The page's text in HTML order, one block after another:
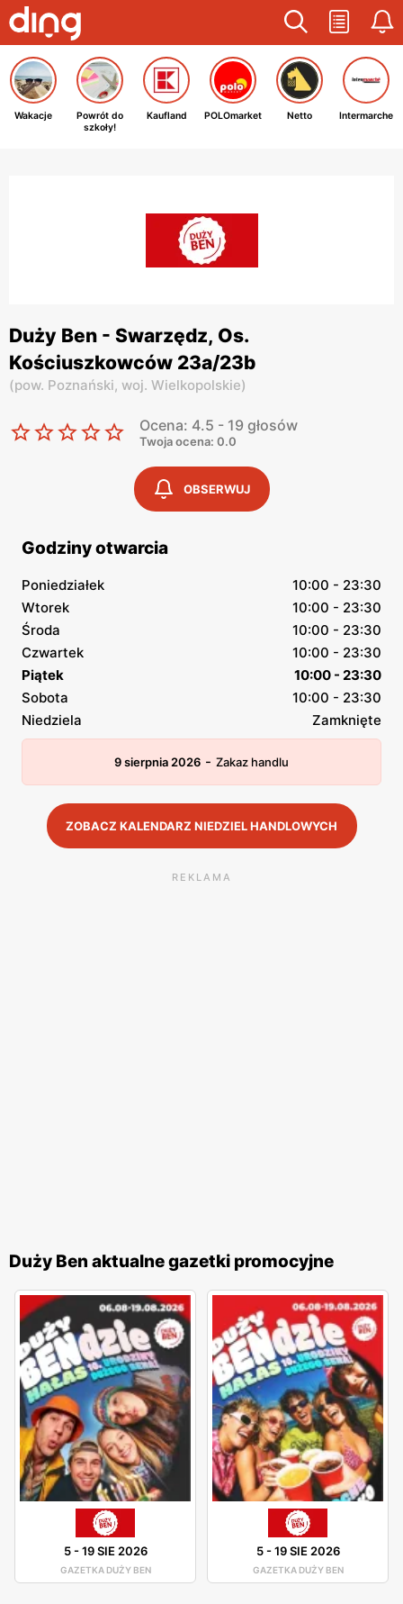
Wakacje
Powrót do
szkoły!
Kaufland POLOmarket Netto Intermarche
Duży Ben - Swarzędz, Os.
Kościuszkowców 23a/23b
(pow. Poznański, woj. Wielkopolskie)
Ocena: 4.5 - 19 głosów
Twoja ocena: 0.0
OBSERWUJ
Godziny otwarcia
Poniedziałek
10:00 - 23:30
Wtorek
10:00 - 23:30
Środa
10:00 - 23:30
Czwartek
10:00 - 23:30
Piątek
10:00 - 23:30
Sobota
10:00 - 23:30
Niedziela
Zamknięte
9 sierpnia 2026 - Zakaz handlu
ZOBACZ KALENDARZ NIEDZIEL HANDLOWYCH
REKLAMA
Duży Ben aktualne gazetki promocyjne
5-19 SIE 2026
GAZETKA DUŻY BEN
5-19 SIE 2026
GAZETKA DUŻY BEN